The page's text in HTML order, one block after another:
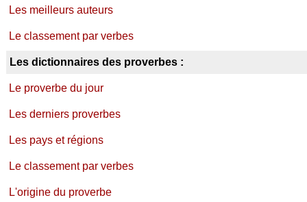
Les meilleurs auteurs
Le classement par verbes
Les dictionnaires des proverbes :
Le proverbe du jour
Les derniers proverbes
Les pays et régions
Le classement par verbes
L'origine du proverbe